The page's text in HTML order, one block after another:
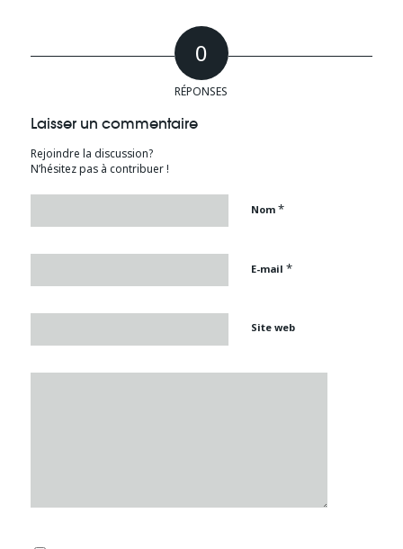
0
RÉPONSES
Laisser un commentaire
Rejoindre la discussion?
N’hésitez pas à contribuer !
Nom *
E-mail *
Site web